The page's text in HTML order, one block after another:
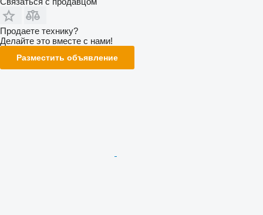
Продаете технику?
Делайте это вместе с нами!
Разместить объявление